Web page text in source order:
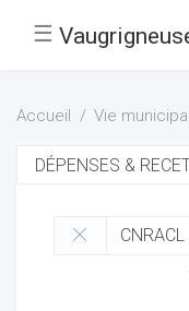
☰
Accueil Vie